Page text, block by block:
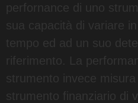
perfornance di uno
sua capacità di variare
tempo ed ad un suo
riferimento. La
strumento invece misura
strumento finanziario di